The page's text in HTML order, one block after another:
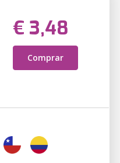
€ 3,48
Comprar